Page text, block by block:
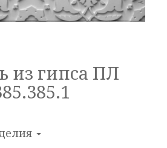
из гипса ПЛ